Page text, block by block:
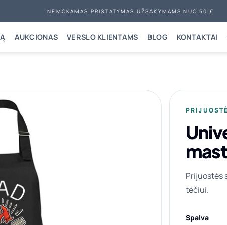
NEMOKAMAS PRISTATYMAS UŽSAKYMAMS NUO 50 €
AUKCIONAS VERSLO KLIENTAMS BLOG KONTAKTAI
Prijuostės
tėčiui.
Spalva